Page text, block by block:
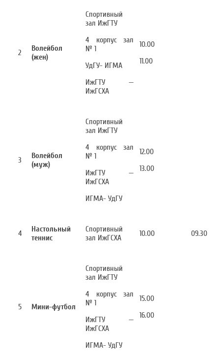
2
Волейбол
(жен)
Спортивный
зал ИжГТУ
4 корпус зал
№ 1
УдГУ- ИГМА
ИжГТУ —
ИжГСХА
10.00
11.00
3
Волейбол
(муж)
Спортивный
зал ИжГТУ
4 корпус зал
№ 1
ИжГТУ —
ИжГСХА
ИГМА- УдГУ
12.00
13.00
4
Настольный
теннис
Спортивный
зал ИжГСХА
10.00 09.30
5 Мини-футбол
Спортивный
зал ИжГТУ
4 корпус зал
№ 1
ИжГТУ —
ИжГСХА
ИГМА- УдГУ
15.00
16.00